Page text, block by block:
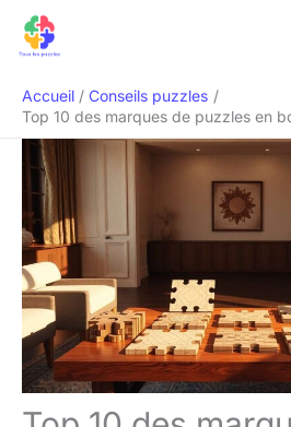
Accueil
Conseils puzzles
Top 10 des marques de puzzles en
Rechercher